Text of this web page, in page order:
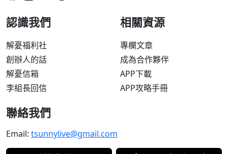
認識我們
解憂福利社
創辦人的話
解憂信箱
李組長回信
相關資源
專欄文章
成為合作夥伴
APP下載
APP攻略手冊
聯絡我們
Email: tsunnylive@gmail.com